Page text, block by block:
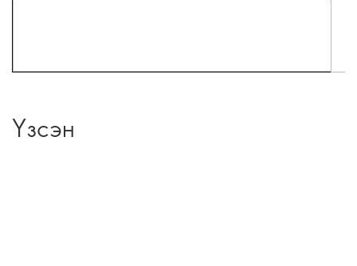
Үзсэн